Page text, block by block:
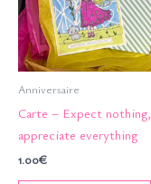
Anniversaire
Carte – Expect nothing,
appreciate everything
1.00€